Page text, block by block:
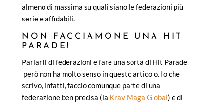
almeno di massima su quali siano le federazioni più
serie e affidabili.
NON FACCIAMONE UNA HIT
PARADE!
Parlarti di federazioni e fare una sorta di Hit Parade
però non ha molto senso in questo articolo. Io che
scrivo, infatti, faccio comunque parte di una
federazione ben precisa (la Krav Maga Global) e di